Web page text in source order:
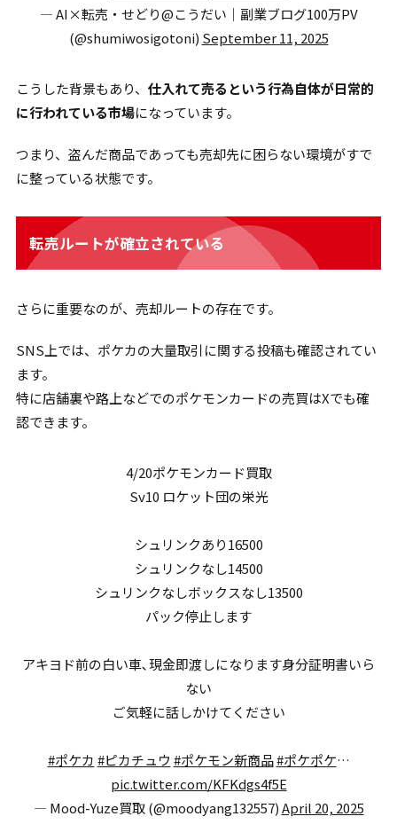
— AI×転売・せどり@こうだい｜副業ブログ100万PV
(@shumiwosigotoni) September 11, 2025
こうした背景もあり、 仕入れて売るという行為自体が日常的
に行われている市場になっています。
つまり、盗んだ商品であっても売却先に困らない環境がすで
に整っている状態です。
転売ルートが確立されている
さらに重要なのが、売却ルートの存在です。
SNS上では、ポケカの大量取引に関する投稿も確認されてい
ます。
特に店舗裏や路上などでのポケモンカードの売買はXでも確
認できます。
4/20ポケモンカード買取
Sv10 ロケット団の栄光
シュリンクあり16500
シュリンクなし14500
シュリンクなしボックスなし13500
パック停止します
アキヨド前の白い車､現金即渡しになります身分証明書いら
ない
ご気軽に話しかけてください
#ポケカ #ピカチュウ #ポケモン新商品#ポケポケ…
pic.twitter.com/KFKdgs4f5E
— Mood-Yuze買取 (@moodyang132557)April 20, 2025